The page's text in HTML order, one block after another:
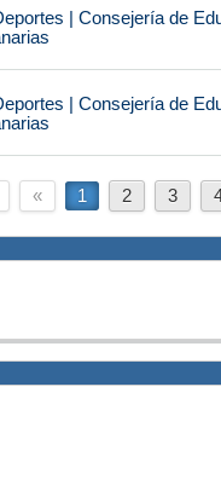
| Consejería de
| Consejería de
« 1 2 3